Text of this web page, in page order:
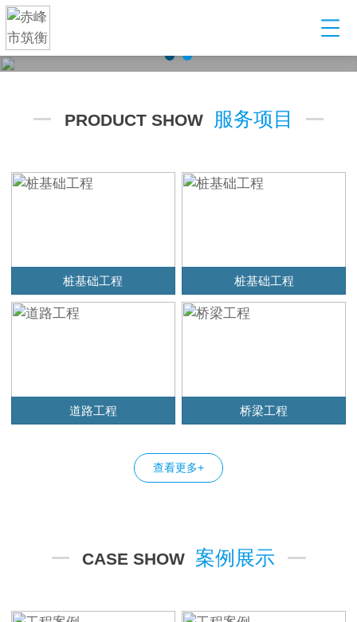
某某建筑工程有限公司，以起重设备租赁起步，到目前发展为业
PRODUCT SHOW 服务项目
桩基础工程 桩基础工程
道路工程 桥梁工程
查看更多+
CASE SHOW 案例展示